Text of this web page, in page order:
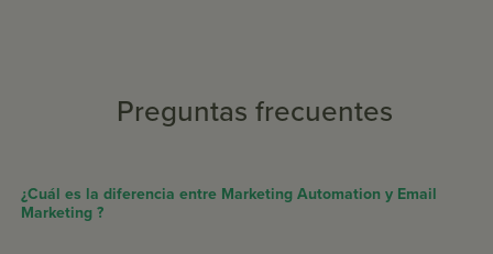
Preguntas frecuentes
¿Cuál es la diferencia entre Marketing Automation y Email
Marketing ?